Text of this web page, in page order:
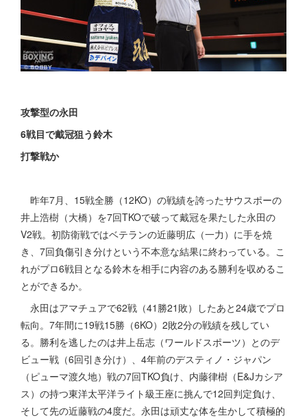
攻撃型の永田
6戦目で戴冠狙う鈴木
打撃戦か
昨年7月、15戦全勝（12KO）の戦績を誇ったサウスポーの
井上浩樹（大橋）を7回TKOで破って戴冠を果たした永田の
V2戦。初防衛戦ではベテランの近藤明広（一力）に手を焼
き、7回負傷引き分けという不本意な結果に終わっている。こ
れがプロ6戦目となる鈴木を相手に内容のある勝利を収めるこ
とができるか。
永田はアマチュアで62戦（41勝21敗）したあと24歳でプロ
転向。7年間に19戦15勝（6KO）2敗2分の戦績を残してい
る。勝利を逃したのは井上岳志（ワールドスポーツ）とのデ
ビュー戦（6回引き分け）、4年前のデスティノ・ジャパン
（ピューマ渡久地）戦の7回TKO負け、内藤律樹（E&Jカシア
ス）の持つ東洋太平洋ライト級王座に挑んで12回判定負け、
そして先の近藤戦の4度だ。永田は頑丈な体を生かして積極的